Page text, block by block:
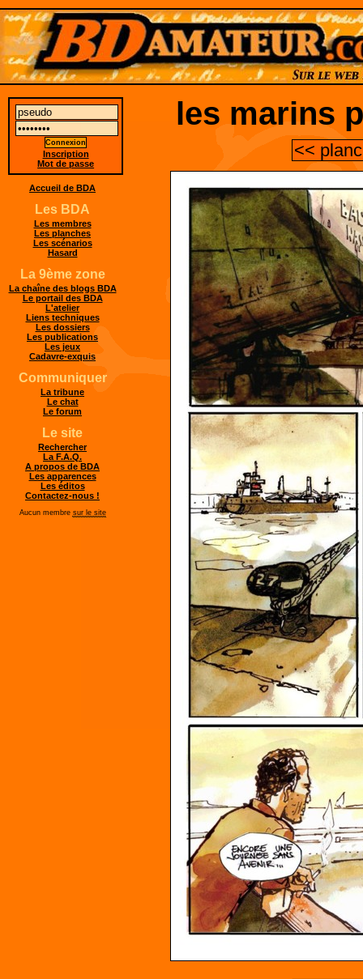
les marins
<<
Inscription
Mot de passe
Accueil de BDA
Les BDA
Les membres
Les planches
Les scénarios
Hasard
La 9ème zone
La chaîne des blogs BDA
Le portail des BDA
L'atelier
Liens techniques
Les dossiers
Les publications
Les jeux
Cadavre-exquis
Communiquer
La tribune
Le chat
Le forum
Le site
Rechercher
La F.A.Q.
A propos de BDA
Les apparences
Les éditos
Contactez-nous !
Aucun membre sur le site